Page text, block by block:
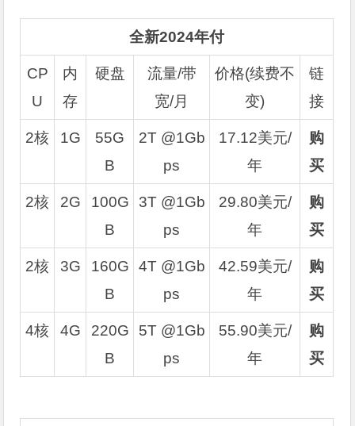
全新2024年付
CP
U
内
存
硬盘
流量/带
宽/月
价格(续费不
变)
链
接
2核 1G
55G
B
2T @1Gb
ps
17.12美元/
年
购
买
2核 2G
100G
B
3T @1Gb
ps
29.80美元/
年
购
买
2核 3G
160G
B
4T @1Gb
ps
42.59美元/
年
购
买
4核 4G
220G
B
5T @1Gb
ps
55.90美元/
年
购
买